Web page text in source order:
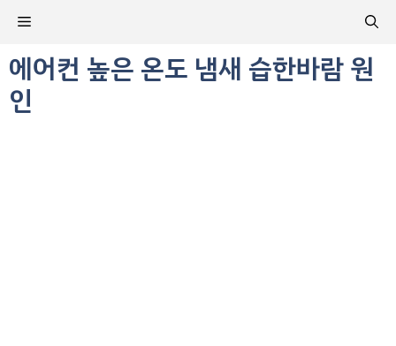
츠
로
건
메
뉴
에어컨 높은 온도 냄새 습한바람 원
인